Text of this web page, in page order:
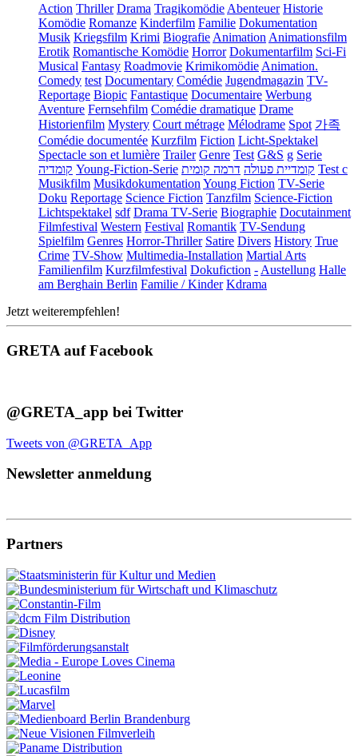
Action Thriller Drama Tragikomödie Abenteuer Historie
Komödie Romanze Kinderfilm Familie Dokumentation
Musik Kriegsfilm Krimi Biografie Animation Animationsfilm
Erotik Romantische Komödie Horror Dokumentarfilm Sci-Fi
Musical Fantasy Roadmovie Krimikomödie Animation.
Comedy test Documentary Comédie Jugendmagazin TV-
Reportage Biopic Fantastique Documentaire Werbung
Aventure Fernsehfilm Comédie dramatique Drame
Historienfilm Mystery Court métrage Mélodrame Spot 가족
Comédie documentée Kurzfilm Fiction Licht-Spektakel
Spectacle son et lumière Trailer Genre Test G&S g Serie
קומדיה Young-Fiction-Serie קומדיית פעולה דרמה קומית
Test c
Musikfilm Musikdokumentation Young Fiction TV-Serie
Doku Reportage Science Fiction Tanzfilm Science-Fiction
Lichtspektakel sdf Drama TV-Serie Biographie Docutainment
Filmfestival Western Festival Romantik TV-Sendung
Spielfilm Genres Horror-Thriller Satire Divers History True
Crime TV-Show Multimedia-Installation Martial Arts
Familienfilm Kurzfilmfestival Dokufiction - Austellung Halle
am Berghain Berlin Familie / Kinder Kdrama
Jetzt weiterempfehlen!
GRETA auf Facebook
@GRETA_app bei Twitter
Tweets von @GRETA_App
Newsletter anmeldung
Partners